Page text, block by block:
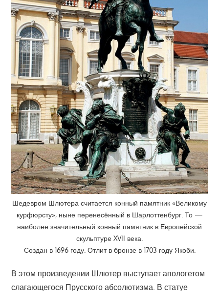
Шедевром Шлютера считается конный памятник «Великому
курфюрсту», ныне перенесённый в Шарлоттенбург. То —
наиболее значительный конный памятник в Европейской
скульптуре XVII века.
Создан в 1696 году. Отлит в бронзе в 1703 году Якоби.
В этом произведении Шлютер выступает апологетом
слагающегося Прусского абсолютизма. В статуе